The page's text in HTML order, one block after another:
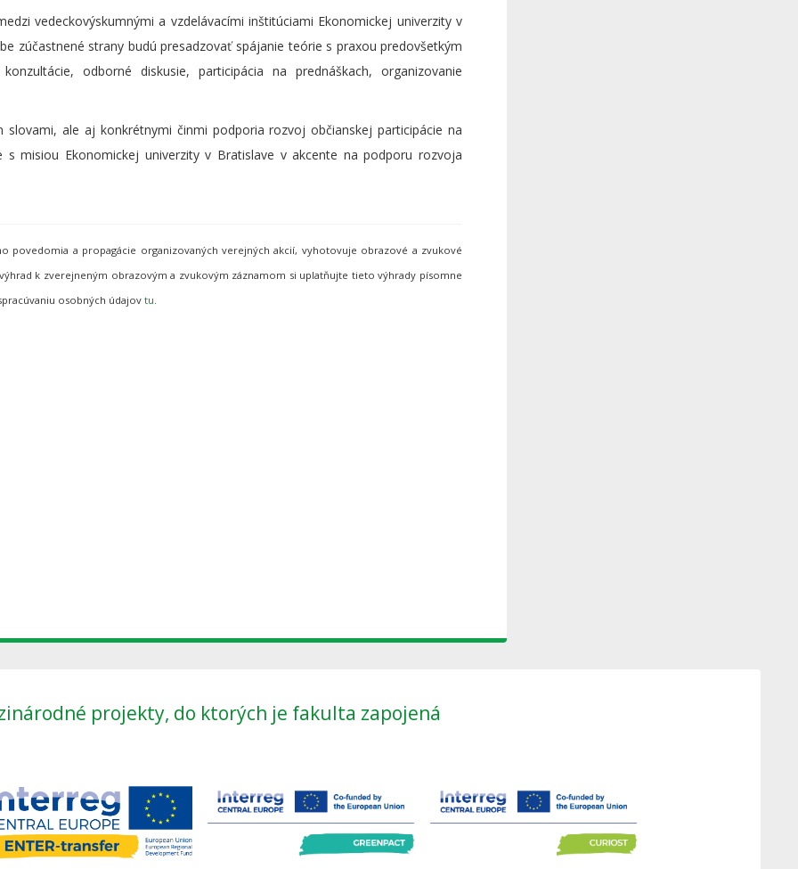
vedeckovýskumnými a vzdelávacími inštitúciami Ekonomickej univerzity v
zúčastnené strany budú presadzovať spájanie teórie s praxou predovšetkým
odborné diskusie, participácia na prednáškach, organizovanie
ale aj konkrétnymi činmi podporia rozvoj občianskej participácie na
misiou Ekonomickej univerzity v Bratislave v akcente na podporu rozvoja
povedomia a propagácie organizovaných verejných akcií, vyhotovuje obrazové a zvukové
k zverejneným obrazovým a zvukovým záznamom si uplatňujte tieto výhrady písomne
osobných údajov tu.
projekty, do ktorých je fakulta zapojená